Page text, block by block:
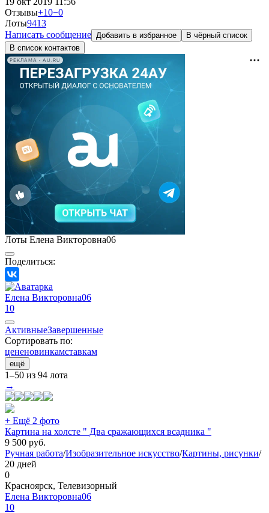
Отзывы+10−0
Лоты9413
Написать сообщение Добавить в избранное
В чёрный список
В список контактов
РЕКЛАМА • AU.RU
Лоты Елена Викторовна06
Поделиться:
Елена Викторовна06
10
АктивныеЗавершенные
Сортировать по:
цененовинкамставкам
ещё
1–50 из 94 лота
→
+ Ещё 2 фото
Картина на холсте " Два сражающихся всадника "
9 500 руб.
Ручная работа/Изобразительное искусство/Картины, рисунки/
20 дней
0
Красноярск, Телевизорный
Елена Викторовна06
10